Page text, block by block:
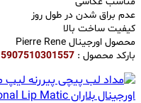
عدم براق شدن در طول روز
کیفیت ساخت بالا
محصول اورجینال Pierre Rene
بارکد محصول : 5907510301557